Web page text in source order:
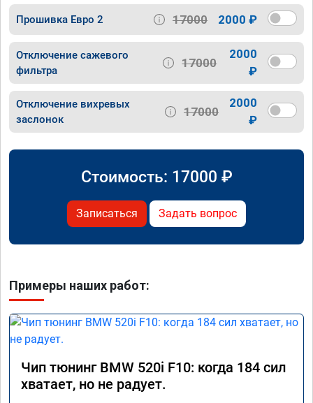
Прошивка Евро 2 17000 2000 ₽
Отключение сажевого
фильтра
17000
2000
₽
Отключение вихревых
заслонок
17000
2000
₽
Стоимость: 17000 ₽
Записаться Задать вопрос
Примеры наших работ:
Чип тюнинг BMW 520i F10: когда 184 сил
хватает, но не радует.